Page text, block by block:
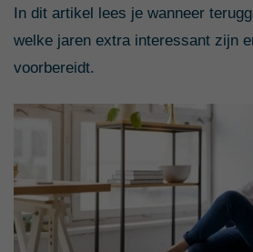
In dit artikel lees je wanneer
welke jaren extra interessant zijn
voorbereidt.